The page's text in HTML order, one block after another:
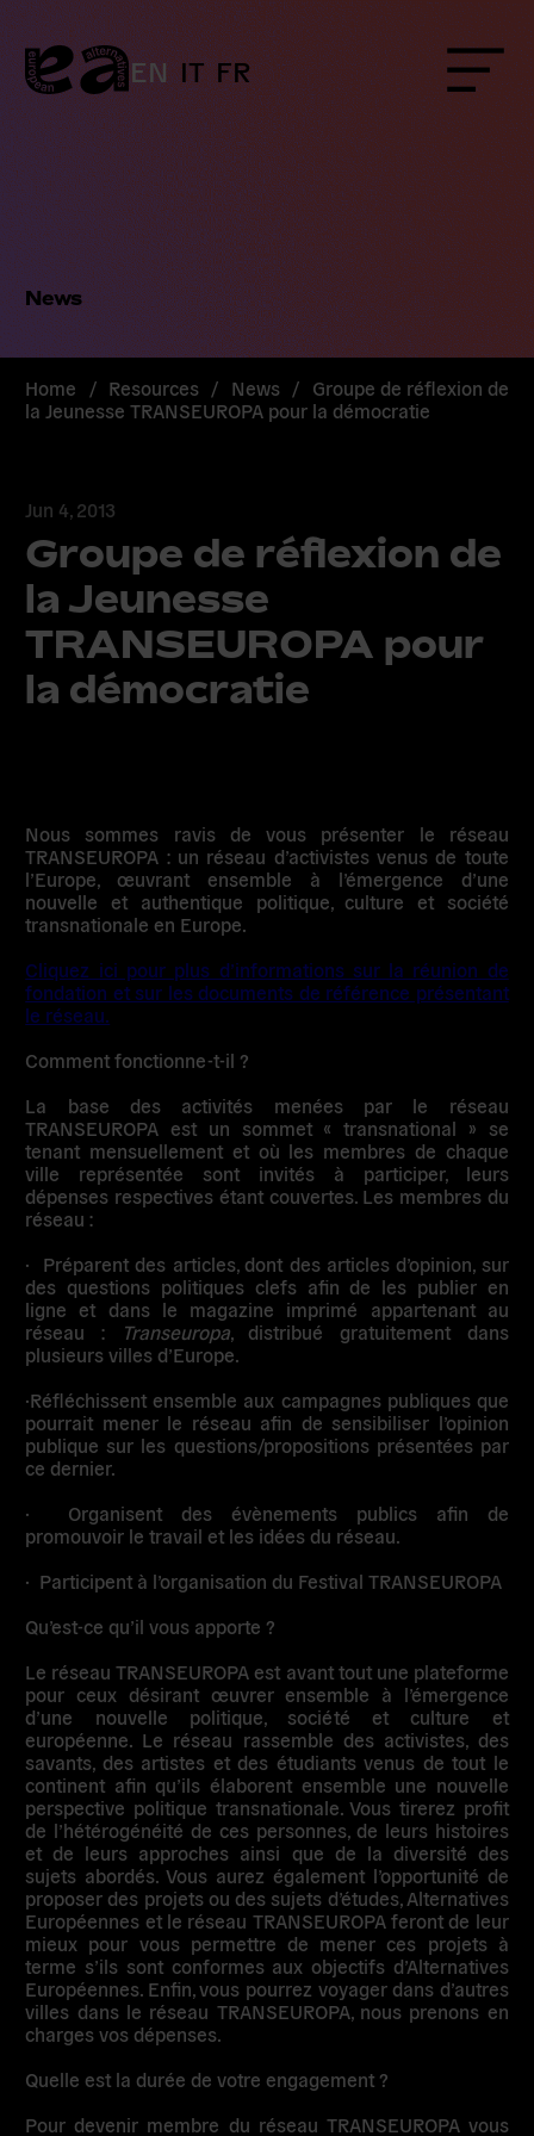
Skip
to
content
EN IT FR Menu
News
Home / Resources / News / Groupe de réflexion de
la Jeunesse TRANSEUROPA pour la démocratie
Jun 4, 2013
Groupe de réflexion de
la Jeunesse
TRANSEUROPA pour
la démocratie
Nous sommes ravis de vous présenter le réseau
TRANSEUROPA : un réseau d’activistes venus de toute
l’Europe, œuvrant ensemble à l’émergence d’une
nouvelle et authentique politique, culture et société
transnationale en Europe.
Cliquez ici pour plus d’informations sur la réunion de
fondation et sur les documents de référence présentant
le réseau.
Comment fonctionne-t-il ?
La base des activités menées par le réseau
TRANSEUROPA est un sommet « transnational » se
tenant mensuellement et où les membres de chaque
ville représentée sont invités à participer, leurs
dépenses respectives étant couvertes. Les membres du
réseau :
· Préparent des articles, dont des articles d’opinion, sur
des questions politiques clefs afin de les publier en
ligne et dans le magazine imprimé appartenant au
réseau :
Transeuropa, distribué gratuitement dans
plusieurs villes d’Europe.
·Réfléchissent ensemble aux campagnes publiques que
pourrait mener le réseau afin de sensibiliser l’opinion
publique sur les questions/propositions présentées par
ce dernier.
· Organisent des évènements publics afin de
promouvoir le travail et les idées du réseau.
· Participent à l’organisation du Festival TRANSEUROPA
Qu’est-ce qu’il vous apporte ?
Le réseau TRANSEUROPA est avant tout une plateforme
pour ceux désirant œuvrer ensemble à l’émergence
d’une nouvelle politique, société et culture et
européenne. Le réseau rassemble des activistes, des
savants, des artistes et des étudiants venus de tout le
continent afin qu’ils élaborent ensemble une nouvelle
perspective politique transnationale. Vous tirerez profit
de l’hétérogénéité de ces personnes, de leurs histoires
et de leurs approches ainsi que de la diversité des
sujets abordés. Vous aurez également l’opportunité de
proposer des projets ou des sujets d’études, Alternatives
Européennes et le réseau TRANSEUROPA feront de leur
mieux pour vous permettre de mener ces projets à
terme s’ils sont conformes aux objectifs d’Alternatives
Européennes. Enfin, vous pourrez voyager dans d’autres
villes dans le réseau TRANSEUROPA, nous prenons en
charges vos dépenses.
Quelle est la durée de votre engagement ?
Pour devenir membre du réseau TRANSEUROPA vous